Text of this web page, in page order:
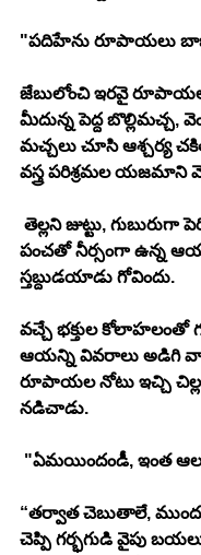
"పదిహేను రూపాయలు
జేబులోంచి ఇరవై
మీదున్న పెద్ద బొల్లిమచ్చ,
మచ్చలు చూసి ఆశ్చర్య
వస్త్ర పరిశ్రమల యజమాని
తెల్లని జుట్టు,
పంచతో నీర్సంగా ఉన్న
స్తబ్దుడయాడు గోవిందు.
వచ్చే భక్తుల
ఆయన్ని వివరాలు అడిగి
రూపాయల నోటు ఇచ్చి
నడిచాడు.
"ఏమయిందండీ, ఇంత
“తర్వాత చెబుతాలే,
చెప్పి గర్భగుడి వైపు